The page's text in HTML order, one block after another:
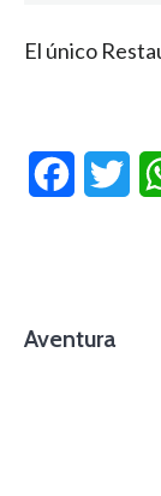
El único
Facebook
Aventura